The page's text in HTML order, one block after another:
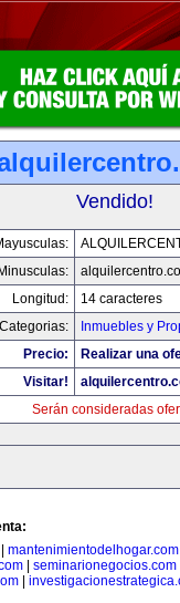
Vendido!
Minusculas:
Longitud:
14 caracteres
Categorias:
Inmuebles y
Precio:
Realizar una
Visitar!
Serán consideradas
mantenimientodelhogar.com
seminarionegocios.com